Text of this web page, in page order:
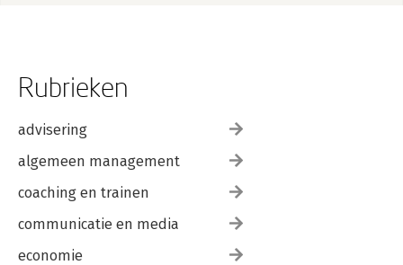
Rubrieken
advisering
algemeen management
coaching en trainen
communicatie en media
economie